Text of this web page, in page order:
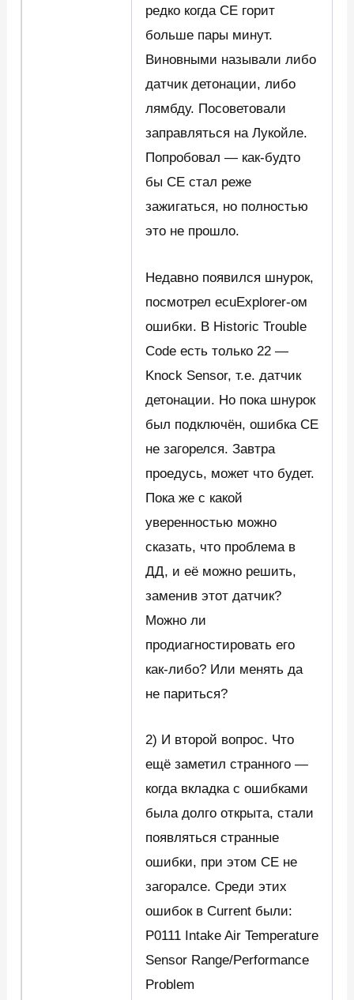
редко когда CE горит
больше пары минут.
Виновными называли либо
датчик детонации, либо
лямбду. Посоветовали
заправляться на Лукойле.
Попробовал — как-будто
бы CE стал реже
зажигаться, но полностью
это не прошло.
Недавно появился шнурок,
посмотрел ecuExplorer-ом
ошибки. В Historic Trouble
Code есть только 22 —
Knock Sensor, т.е. датчик
детонации. Но пока шнурок
был подключён, ошибка CE
не загорелся. Завтра
проедусь, может что будет.
Пока же с какой
уверенностью можно
сказать, что проблема в
ДД, и её можно решить,
заменив этот датчик?
Можно ли
продиагностировать его
как-либо? Или менять да
не париться?
2) И второй вопрос. Что
ещё заметил странного —
когда вкладка с ошибками
была долго открыта, стали
появляться странные
ошибки, при этом CE не
загоралсе. Среди этих
ошибок в Current были:
P0111 Intake Air Temperature
Sensor Range/Performance
Problem